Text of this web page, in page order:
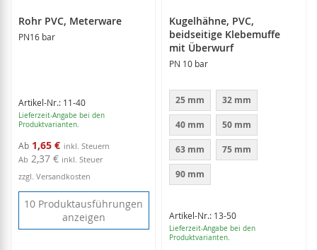
Rohr PVC, Meterware
PN16 bar
Artikel-Nr.: 11-40
Lieferzeit-Angabe bei den
Produktvarianten.
Ab 1,65 €
Ab 2,37 € inkl. Steuer
zzgl. Versandkosten
10 Produktausführungen
anzeigen
Kugelhähne, PVC,
beidseitige Klebemuffe
mit Überwurf
PN 10 bar
Artikel-Nr.: 13-50
Lieferzeit-Angabe bei den
Produktvarianten.
25 mm 32 mm
40 mm 50 mm
63 mm 75 mm
90 mm